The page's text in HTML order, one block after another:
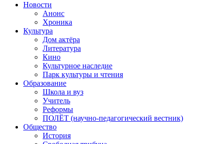
Новости
Анонс
Хроника
Культура
Дом актёра
Литература
Кино
Культурное наследие
Парк культуры и чтения
Образование
Школа и вуз
Учитель
Реформы
ПОЛЁТ (научно-педагогический вестник)
Общество
История